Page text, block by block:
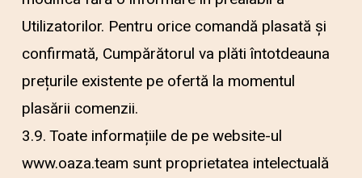
Utilizatorilor. Pentru orice comandă plasată și
confirmată, Cumpărătorul va plăti întotdeauna
prețurile existente pe ofertă la momentul
plasării comenzii.
3.9. Toate informațiile de pe website-ul
www.oaza.team sunt proprietatea intelectuală